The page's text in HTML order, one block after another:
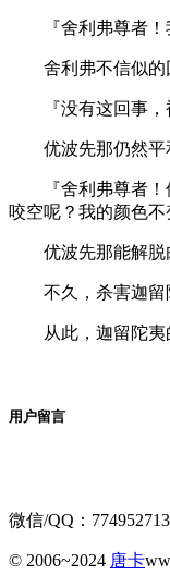
『舍利弗尊者！我
舍利弗不信似的
『没有这回事，被
优波先那仍然平
『舍利弗尊者！佛
咬空呢？我的颜色不
优波先那能解脱肉
不久，杀害迦留陀
从此，迦留陀夷的
用户留言
微信/QQ：
© 2006~2024 唐卡